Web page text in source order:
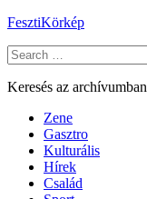
Skip
content
FesztiKörkép
Search
for:
Keresés az archívumban
Zene
Gasztro
Kulturális
Hírek
Család